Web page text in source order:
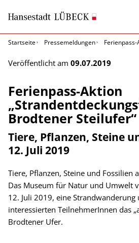
Startseite
Pressemeldungen
Veröffentlicht am 09.07.2019
Ferienpass-Aktion
Brodtener Steilufer“
Tiere, Pflanzen, Steine
12. Juli 2019
Tiere, Pflanzen, Steine und Fossilien
Das Museum für Natur und Umwelt
12. Juli 2019, eine
interessierten TeilnehmerInnen das
Brodtener Ufer.